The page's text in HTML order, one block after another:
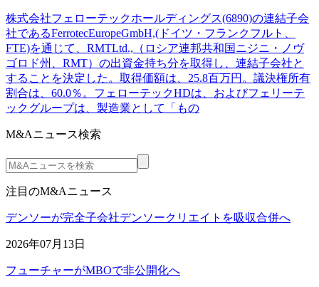
株式会社フェローテックホールディングス(6890)の連結子会
社であるFerrotecEuropeGmbH,(ドイツ・フランクフルト、
FTE)を通じて、RMTLtd.,（ロシア連邦共和国ニジニ・ノヴ
ゴロド州、RMT）の出資金持ち分を取得し、連結子会社と
することを決定した。取得価額は、25.8百万円。議決権所有
割合は、60.0％。フェローテックHDは、およびフェリーテ
ックグループは、製造業として「もの
M&Aニュース検索
注目のM&Aニュース
デンソーが完全子会社デンソークリエイトを吸収合併へ
2026年07月13日
フューチャーがMBOで非公開化へ